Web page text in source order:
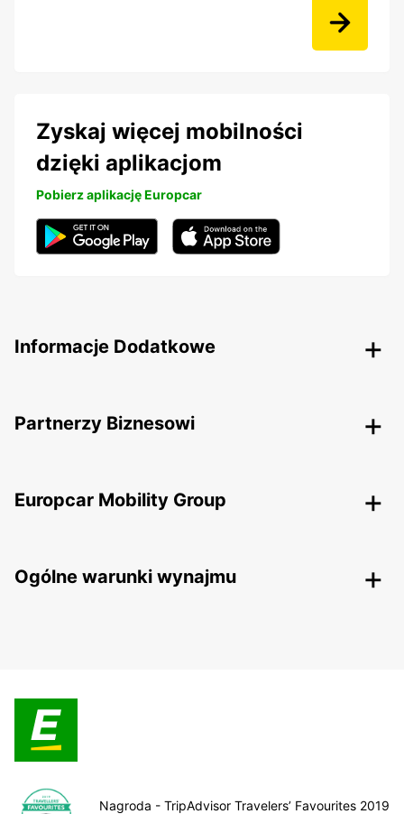
Zyskaj więcej mobilności
dzięki aplikacjom
Pobierz aplikację Europcar
Informacje Dodatkowe
Partnerzy Biznesowi
Europcar Mobility Group
Ogólne warunki wynajmu
Nagroda - TripAdvisor Travelers’ Favourites 2019